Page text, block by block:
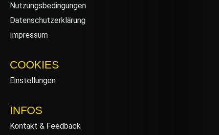
Nutzungsbedingungen
Datenschutzerklärung
Impressum
COOKIES
Einstellungen
INFOS
Kontakt & Feedback